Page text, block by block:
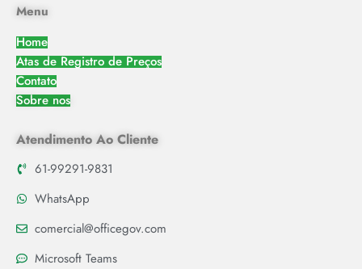
Menu
Home
Atas de Registro de Preços
Contato
Sobre nos
Atendimento Ao Cliente
61-99291-9831
WhatsApp
comercial@officegov.com
Microsoft Teams